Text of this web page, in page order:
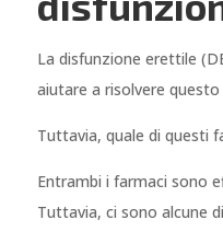
La disfunzione erettile
aiutare a risolvere
Tuttavia, quale di questi
Entrambi i farmaci sono
Tuttavia, ci sono alcune